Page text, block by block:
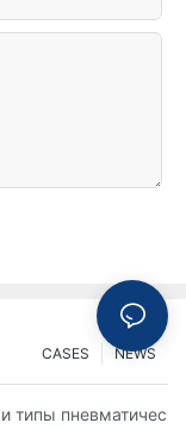
NEWS
CASES
компоненты и
типы